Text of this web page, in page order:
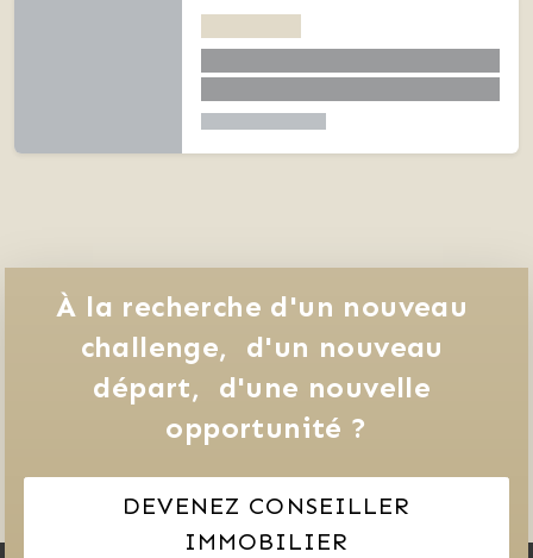
À la recherche d'un nouveau
challenge,
d'un nouveau
départ,
d'une nouvelle
opportunité ?
DEVENEZ CONSEILLER
IMMOBILIER